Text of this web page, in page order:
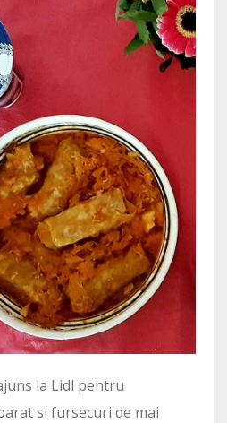
la Lidl pentru
si fursecuri de mai